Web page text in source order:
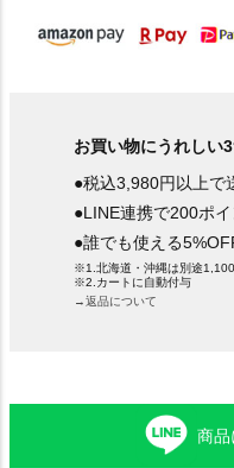
お買い物にうれしい
●税込3,980円以上で
●LINE連携で200ポ
●誰でも使える
※1.北海道・沖縄は別途
※2.カートに自動付与
→返品について
商品